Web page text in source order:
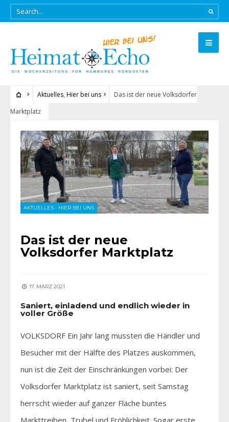
Aktuelles, Hier bei uns
Das ist der neue Volksdorfer
Marktplatz
AKTUELLES • HIER BEI UNS
Das ist der neue
Volksdorfer Marktplatz
17. MÄRZ 2021
Saniert, einladend und endlich wieder in
voller Größe
VOLKSDORF Ein Jahr lang mussten die Händler und
Besucher mit der Hälfte des Platzes auskommen,
nun ist die Zeit der Einschränkungen vorbei: Der
Volksdorfer Marktplatz ist saniert, seit Samstag
herrscht wieder auf ganzer Fläche buntes
Markttreiben, Trubel und Fröhlichkeit. Sogar erste